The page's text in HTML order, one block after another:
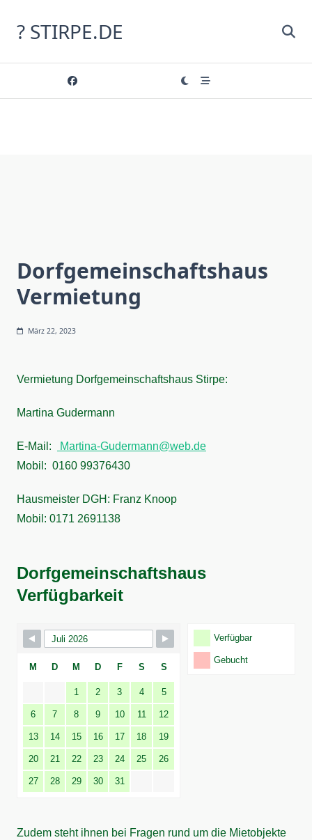
content
? STIRPE.DE
Dorfgemeinschaftshaus
Vermietung
März 22, 2023
Vermietung Dorfgemeinschaftshaus Stirpe:
Martina Gudermann
E-Mail:
Martina-Gudermann@web.de
Mobil: 0160 99376430
Hausmeister DGH: Franz Knoop
Mobil: 0171 2691138
Dorfgemeinschaftshaus
Verfügbarkeit
Verfügbar
Gebucht
M D M D F S S
1 2 3 4 5
6 7 8 9 10 11 12
13 14 15 16 17 18 19
20 21 22 23 24 25 26
27 28 29 30 31
Zudem steht ihnen bei Fragen rund um die Mietobjekte